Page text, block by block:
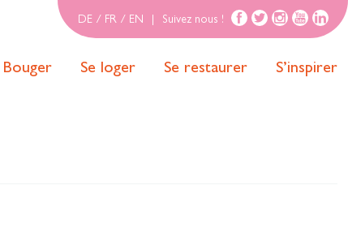
DE / FR / EN Suivez nous !
Bouger Se loger Se restaurer S’inspirer